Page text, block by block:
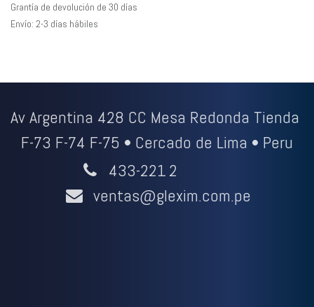
Grantía de devolución de 30 días
Envío: 2-3 días hábiles
Av Argentina 428 CC Mesa Redonda Tienda
F-73 F-74 F-75 • Cercado de Lima • Peru
433-2212
ventas@glexim.com.pe